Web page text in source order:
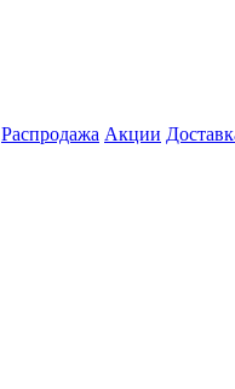
Распродажа Акции